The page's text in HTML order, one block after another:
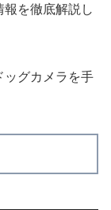
を徹底解説し
ッグカメラを手